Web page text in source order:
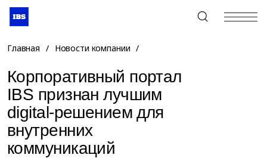
+7 (495) 967-80-80
Главная / Новости компании /
Корпоративный портал
IBS признан лучшим
digital-решением для
внутренних
коммуникаций